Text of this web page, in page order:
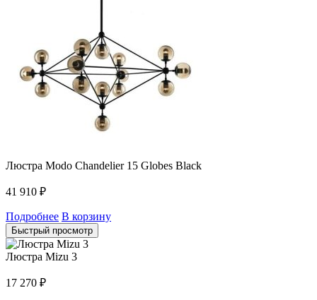
Люстра Modo Chandelier 15 Globes Black
41 910 ₽
Подробнее В корзину
Быстрый просмотр
Люстра Mizu 3
17 270 ₽